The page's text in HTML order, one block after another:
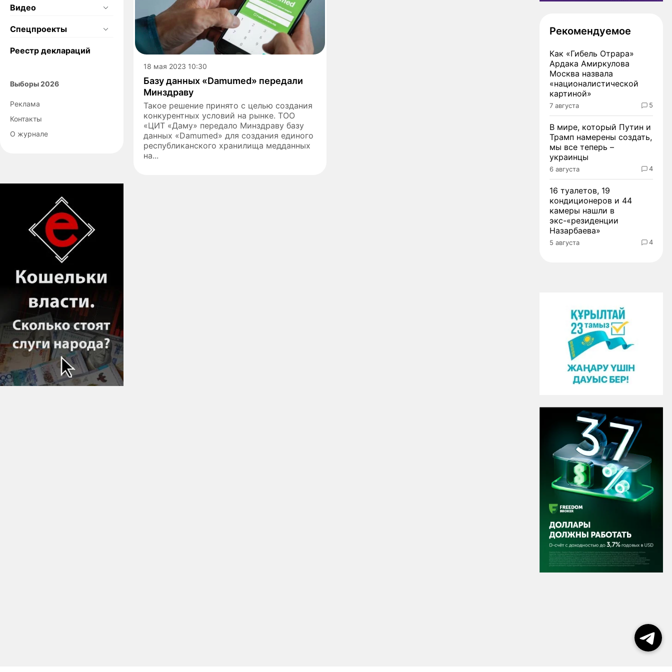
Видео
Спецпроекты
Реестр деклараций
Выборы 2026
Реклама
Контакты
О журнале
18 мая 2023 10:30
Базу данных «Damumed» передали
Минздраву
Такое решение принято с целью создания
конкурентных условий на рынке. ТОО
«ЦИТ «Даму» передало Минздраву базу
данных «Damumed» для создания единого
республиканского хранилища медданных
на...
Рекомендуемое
Как «Гибель Отрара»
Ардака Амиркулова
Москва назвала
«националистической
картиной»
7 августа 5
В мире, который Путин и
Трамп намерены создать,
мы все теперь –
украинцы
6 августа 4
16 туалетов, 19
кондиционеров и 44
камеры нашли в
экс-«резиденции
Назарбаева»
5 августа 4